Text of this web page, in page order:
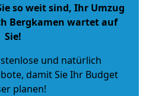
so weit sind, Ihr Umzug
Bergkamen wartet auf
Sie!
und natürlich
, damit Sie Ihr Budget
planen!